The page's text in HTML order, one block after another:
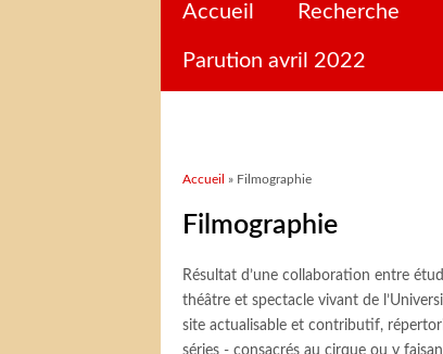
Accueil Recherche
Parution avril 2022
Vous êtes ici
Accueil » Filmographie
Filmographie
Résultat d’une collaboration entre
théâtre et spectacle vivant de
site actualisable et contributif,
séries - consacrés au cirque ou y